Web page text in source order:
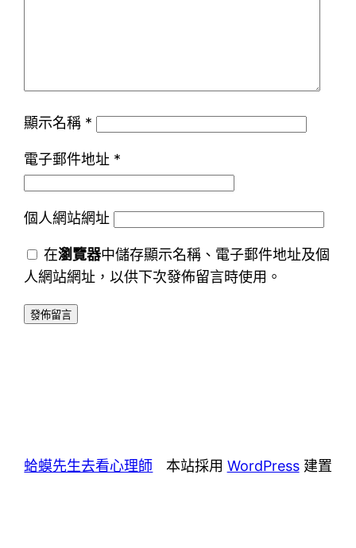
顯示名稱 *
電子郵件地址 *
個人網站網址
在瀏覽器中儲存顯示名稱、電子郵件地址及個
人網站網址，以供下次發佈留言時使用。
蛤蟆先生去看心理師 本站採用 WordPress建置